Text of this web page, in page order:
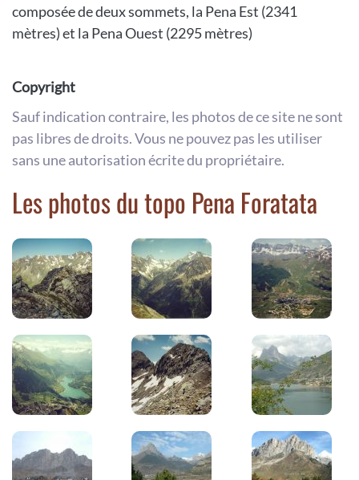
composée de deux sommets, la Pena Est (2341
mètres) et la Pena Ouest (2295 mètres)
Copyright
Sauf indication contraire, les photos de ce site ne sont
pas libres de droits. Vous ne pouvez pas les utiliser
sans une autorisation écrite du propriétaire.
Les photos du topo Pena Foratata